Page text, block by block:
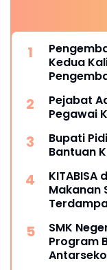
Kedua
Pejabat
Pegawai
Bupati
Bantuan
KITABISA
Makanan
SMK
Program